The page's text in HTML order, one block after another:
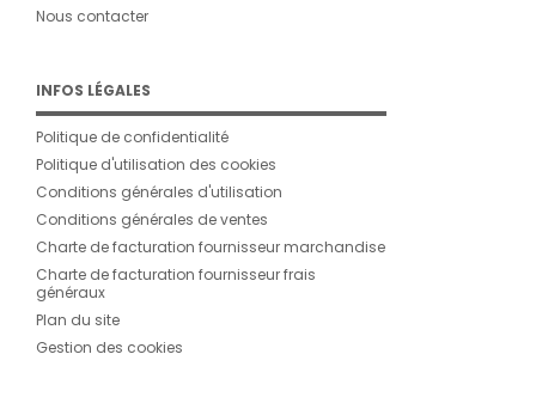
Nous contacter
INFOS LÉGALES
Politique de confidentialité
Politique d'utilisation des cookies
Conditions générales d'utilisation
Conditions générales de ventes
Charte de facturation fournisseur marchandise
Charte de facturation fournisseur frais
généraux
Plan du site
Gestion des cookies